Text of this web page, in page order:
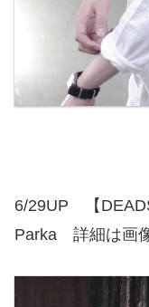
6/29UP 【
Parka 詳細は画